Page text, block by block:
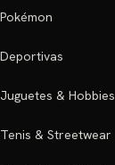
Pokémon
Deportivas
Juguetes & Hobbies
Tenis & Streetwear